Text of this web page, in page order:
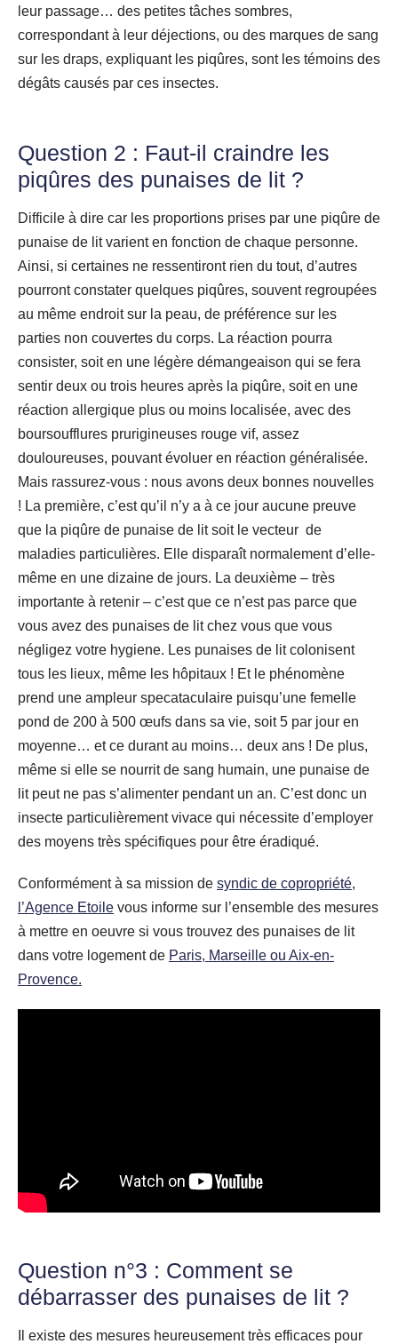
leur passage… des petites tâches sombres,
correspondant à leur déjections, ou des marques de sang
sur les draps, expliquant les piqûres, sont les témoins des
dégâts causés par ces insectes.
Question 2 : Faut-il craindre les
piqûres des punaises de lit ?
Difficile à dire car les proportions prises par une piqûre de
punaise de lit varient en fonction de chaque personne.
Ainsi, si certaines ne ressentiront rien du tout, d’autres
pourront constater quelques piqûres, souvent regroupées
au même endroit sur la peau, de préférence sur les
parties non couvertes du corps. La réaction pourra
consister, soit en une légère démangeaison qui se fera
sentir deux ou trois heures après la piqûre, soit en une
réaction allergique plus ou moins localisée, avec des
boursoufflures prurigineuses rouge vif, assez
douloureuses, pouvant évoluer en réaction généralisée.
Mais rassurez-vous : nous avons deux bonnes nouvelles
! La première, c’est qu’il n’y a à ce jour aucune preuve
que la piqûre de punaise de lit soit le vecteur de
maladies particulières. Elle disparaît normalement d’elle-
même en une dizaine de jours. La deuxième – très
importante à retenir – c’est que ce n’est pas parce que
vous avez des punaises de lit chez vous que vous
négligez votre hygiene. Les punaises de lit colonisent
tous les lieux, même les hôpitaux ! Et le phénomène
prend une ampleur specataculaire puisqu’une femelle
pond de 200 à 500 œufs dans sa vie, soit 5 par jour en
moyenne… et ce durant au moins… deux ans ! De plus,
même si elle se nourrit de sang humain, une punaise de
lit peut ne pas s’alimenter pendant un an. C’est donc un
insecte particulièrement vivace qui nécessite d’employer
des moyens très spécifiques pour être éradiqué.
Conformément à sa mission de syndic de copropriété,
l’Agence Etoile vous informe sur l’ensemble des mesures
à mettre en oeuvre si vous trouvez des punaises de lit
dans votre logement de Paris, Marseille ou Aix-en-
Provence.
Question n°3 : Comment se
débarrasser des punaises de lit ?
Il existe des mesures heureusement très efficaces pour